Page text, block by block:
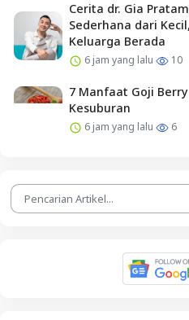
Cerita dr. Gia
Sederhana dari
Keluarga Berada
6 jam yang lalu 10
7 Manfaat Goji
Kesuburan
6 jam yang lalu 6